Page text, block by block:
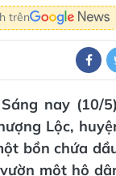
trên
nay (10/
Lộc,
bồn chứa
một hộ